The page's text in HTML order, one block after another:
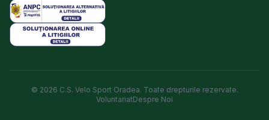
© 2026 C.S. Velo Sport Oradea. Toate drepturile rezervate.
VoluntariatDespre Noi